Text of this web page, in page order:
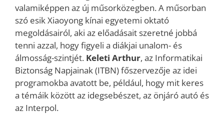
valamiképpen az új műsorközegben. A műsorban
szó esik Xiaoyong kínai egyetemi oktató
megoldásairól, aki az előadásait szeretné jobbá
tenni azzal, hogy figyeli a diákjai unalom- és
álmosság-szintjét. Keleti Arthur, az Informatikai
Biztonság Napjainak (ITBN) főszervezője az idei
programokba avatott be, például, hogy mit keres
a témáik között az idegsebészet, az önjáró autó és
az Interpol.